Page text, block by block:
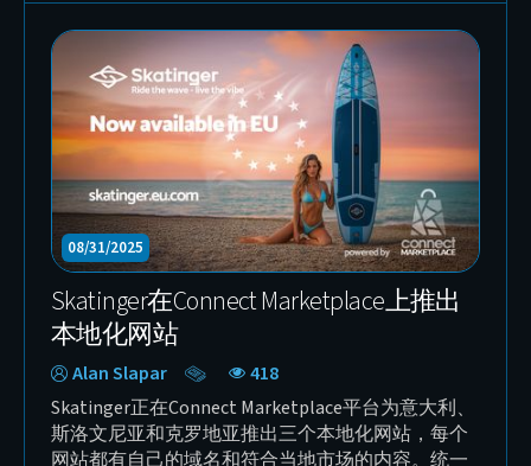
Connect Marketplace 的
具品牌
338
Marketplace 的新入驻卖家，
定性和精准度的全球电动工具
打造了全新的视觉识别系统、
10/06/2025
幕后花絮：制作
Skatinger Leafy Expedition
们的专业制作实力——从灯
该视频在摄影棚内拍摄，使